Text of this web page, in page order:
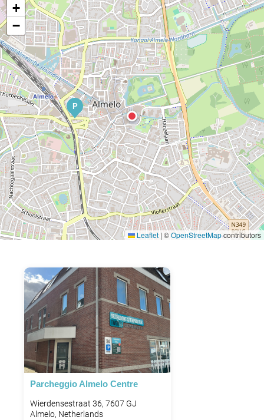
P
+
−
Leaflet | ©OpenStreetMapcontributors
Parcheggio Almelo Centre
Wierdensestraat 36, 7607 GJ
Almelo, Netherlands